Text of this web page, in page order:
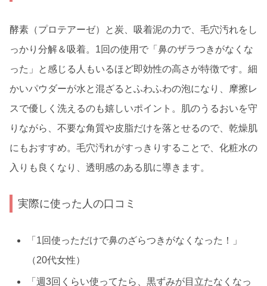
酵素（プロテアーゼ）と炭、吸着泥の力で、毛穴汚れをし
っかり分解＆吸着。1回の使用で「鼻のザラつきがなくな
った」と感じる人もいるほど即効性の高さが特徴です。細
かいパウダーが水と混ざるとふわふわの泡になり、摩擦レ
スで優しく洗えるのも嬉しいポイント。肌のうるおいを守
りながら、不要な角質や皮脂だけを落とせるので、乾燥肌
にもおすすめ。毛穴汚れがすっきりすることで、化粧水の
入りも良くなり、透明感のある肌に導きます。
実際に使った人の口コミ
「1回使っただけで鼻のざらつきがなくなった！」
（20代女性）
「週3回くらい使ってたら、黒ずみが目立たなくなっ